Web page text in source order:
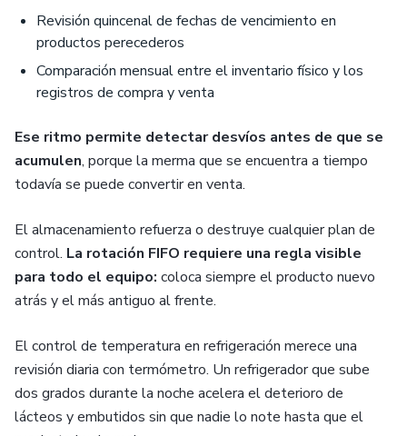
Revisión quincenal de fechas de vencimiento en
productos perecederos
Comparación mensual entre el inventario físico y los
registros de compra y venta
Ese ritmo permite detectar desvíos antes de que se
acumulen, porque la merma que se encuentra a tiempo
todavía se puede convertir en venta.
El almacenamiento refuerza o destruye cualquier plan de
control. La rotación FIFO requiere una regla visible
para todo el equipo: coloca siempre el producto nuevo
atrás y el más antiguo al frente.
El control de temperatura en refrigeración merece una
revisión diaria con termómetro. Un refrigerador que sube
dos grados durante la noche acelera el deterioro de
lácteos y embutidos sin que nadie lo note hasta que el